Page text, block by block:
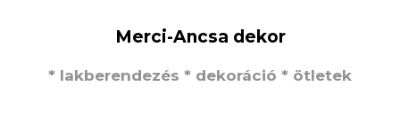
Merci-Ancsa dekor
* lakberendezés * dekoráció * ötletek